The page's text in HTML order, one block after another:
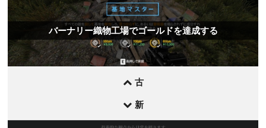
前
の
記
バーナリー織物工場でゴールドを達成する
古
新